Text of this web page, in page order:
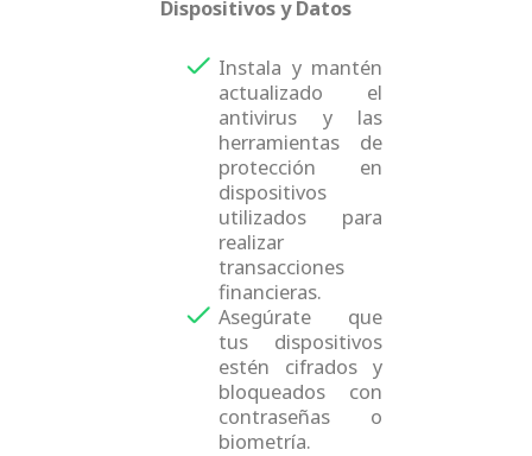
Dispositivos y Datos
Instala y mantén
actualizado el
antivirus y las
herramientas de
protección en
dispositivos
utilizados para
realizar
transacciones
financieras.
Asegúrate que
tus dispositivos
estén cifrados y
bloqueados con
contraseñas o
biometría.